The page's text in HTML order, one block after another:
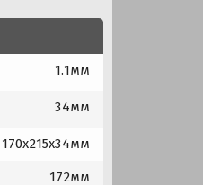
1.1мм
34мм
170x215x34мм
172мм